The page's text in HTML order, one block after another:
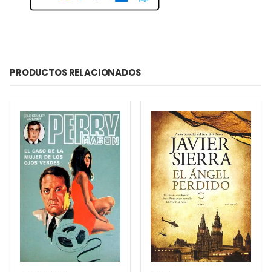
PRODUCTOS RELACIONADOS